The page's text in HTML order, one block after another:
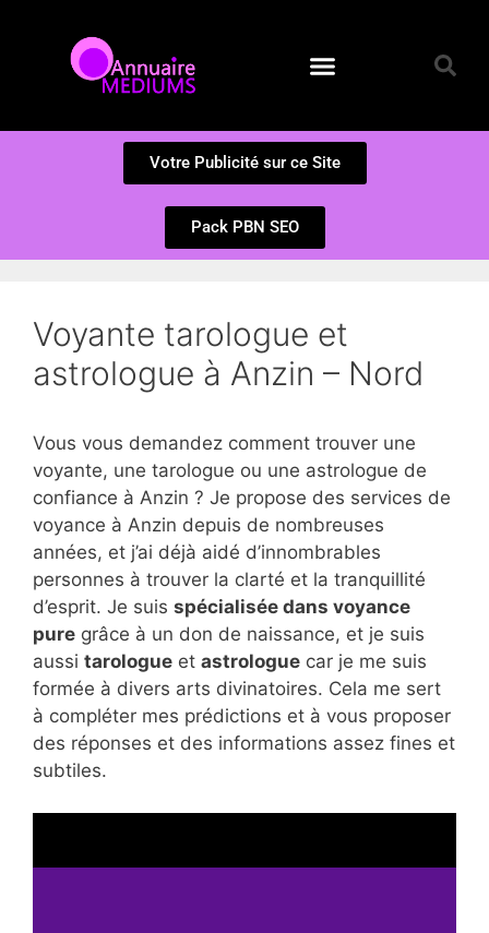
Votre Publicité sur ce Site
Pack PBN SEO
Voyante tarologue et
astrologue à Anzin – Nord
Vous vous demandez comment trouver une
voyante, une tarologue ou une astrologue de
confiance à Anzin ? Je propose des services de
voyance à Anzin depuis de nombreuses
années, et j’ai déjà aidé d’innombrables
personnes à trouver la clarté et la tranquillité
d’esprit. Je suis spécialisée dans voyance
pure grâce à un don de naissance, et je suis
aussi tarologue et astrologue car je me suis
formée à divers arts divinatoires. Cela me sert
à compléter mes prédictions et à vous proposer
des réponses et des informations assez fines et
subtiles.